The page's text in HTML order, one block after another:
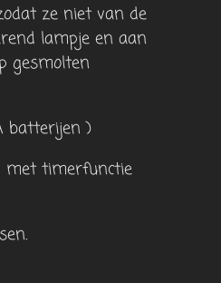
ze niet van de
lampje en aan
gesmolten
batterijen )
met timerfunctie